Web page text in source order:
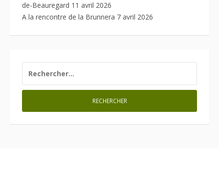
de-Beauregard 11 avril 2026
A la rencontre de la Brunnera 7 avril 2026